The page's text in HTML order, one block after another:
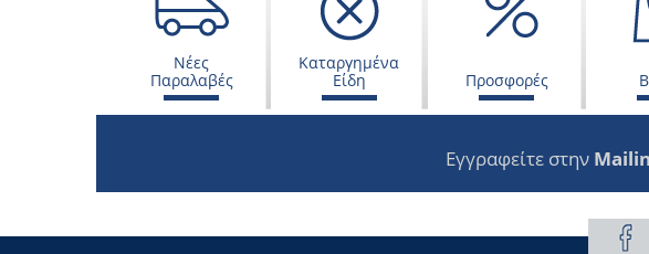
Νέες
Παραλαβές
Καταργημένα
Είδη
Προσφορές
Εγγραφείτε στην